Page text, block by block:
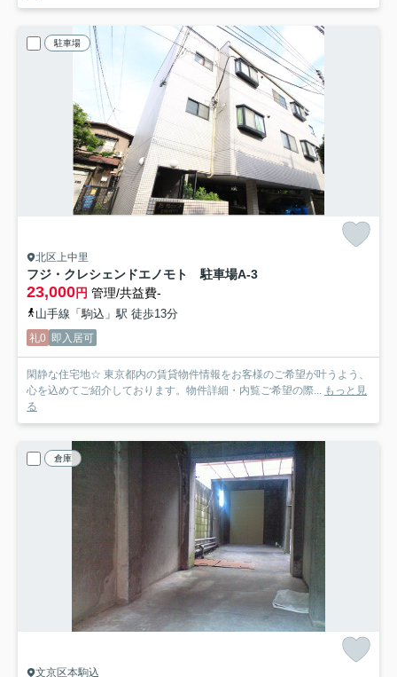
駐車場
北区上中里
フジ・クレシェンドエノモト 駐車場A-3
23,000円 管理/共益費-
山手線「駒込」駅 徒歩13分
礼0 即入居可
閑静な住宅地☆ 東京都内の賃貸物件情報をお客様のご希望が叶うよう、
心を込めてご紹介しております。物件詳細・内覧ご希望の際... もっと見
る
倉庫
文京区本駒込